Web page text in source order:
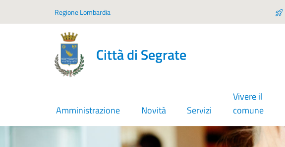
Regione Lombardia
Città di Segrate
Amministrazione Novità Servizi
Vivere il
comune